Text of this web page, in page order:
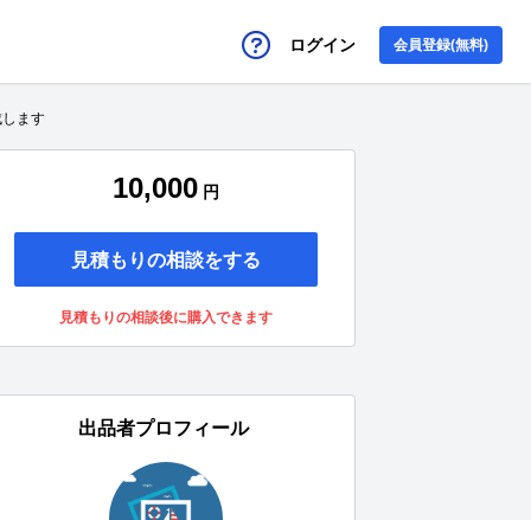
ログイン 会員登録(無料)
ます
10,000 円
見積もりの相談をする
見積もりの相談後に購入できます
出品者プロフィール